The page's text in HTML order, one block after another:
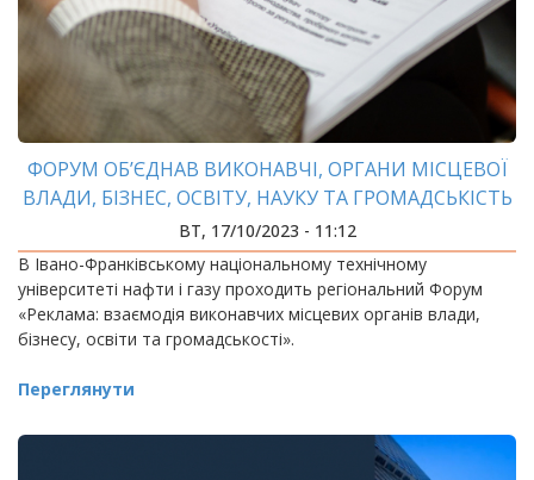
ФОРУМ ОБ’ЄДНАВ ВИКОНАВЧІ, ОРГАНИ МІСЦЕВОЇ
ВЛАДИ, БІЗНЕС, ОСВІТУ, НАУКУ ТА ГРОМАДСЬКІСТЬ
ЗАРАДИ ВЗАЄМОДІЇ
ВТ, 17/10/2023 - 11:12
В Івано-Франківському національному технічному
університеті нафти і газу проходить регіональний Форум
«Реклама: взаємодія виконавчих місцевих органів влади,
бізнесу, освіти та громадськості».
Переглянути